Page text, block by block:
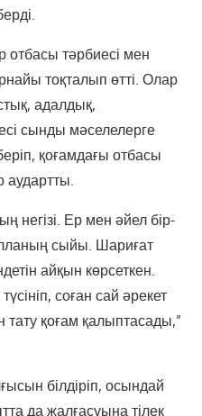
тәрбиесі мен
тоқталып өтті. Олар
адалдық,
сынды мәселелерге
қоғамдағы отбасы
аудартты.
негізі. Ер мен әйел бір-
сыйы. Шариғат
айқын көрсеткен.
соған сай әрекет
тату қоғам қалыптасады,”
білдіріп, осындай
да жалғасуына тілек